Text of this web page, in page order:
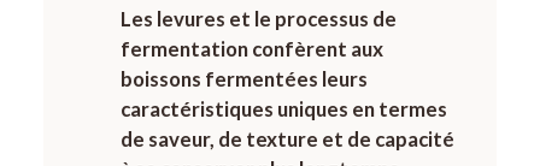
Les levures et le processus de
fermentation confèrent aux
boissons fermentées leurs
caractéristiques uniques en termes
de saveur, de texture et de capacité